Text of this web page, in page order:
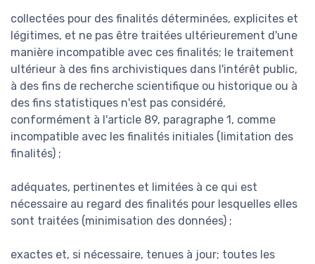
collectées pour des finalités déterminées, explicites et
légitimes, et ne pas être traitées ultérieurement d'une
manière incompatible avec ces finalités; le traitement
ultérieur à des fins archivistiques dans l'intérêt public,
à des fins de recherche scientifique ou historique ou à
des fins statistiques n'est pas considéré,
conformément à l'article 89, paragraphe 1, comme
incompatible avec les finalités initiales (limitation des
finalités) ;
adéquates, pertinentes et limitées à ce qui est
nécessaire au regard des finalités pour lesquelles elles
sont traitées (minimisation des données) ;
exactes et, si nécessaire, tenues à jour; toutes les